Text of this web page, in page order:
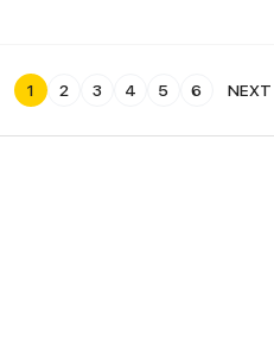
1 2 3 4 5 6 NEXT